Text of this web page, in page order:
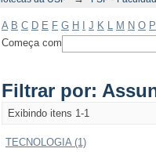
A B C D E F G H J K M N O P
Começa com
Filtrar por:
Exibindo itens 1-1
TECNOLOGIA (1)